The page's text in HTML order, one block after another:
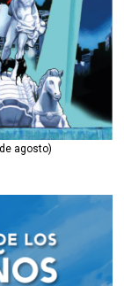
agosto)